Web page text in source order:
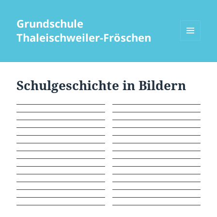
Grundschule
Thaleischweiler-Fröschen
WIDGETS
Schulgeschichte in Bildern